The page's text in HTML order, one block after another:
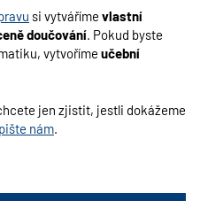
si vytváříme vlastní
doučování. Pokud byste
vytvoříme učební
jen zjistit, jestli dokážeme
nám.